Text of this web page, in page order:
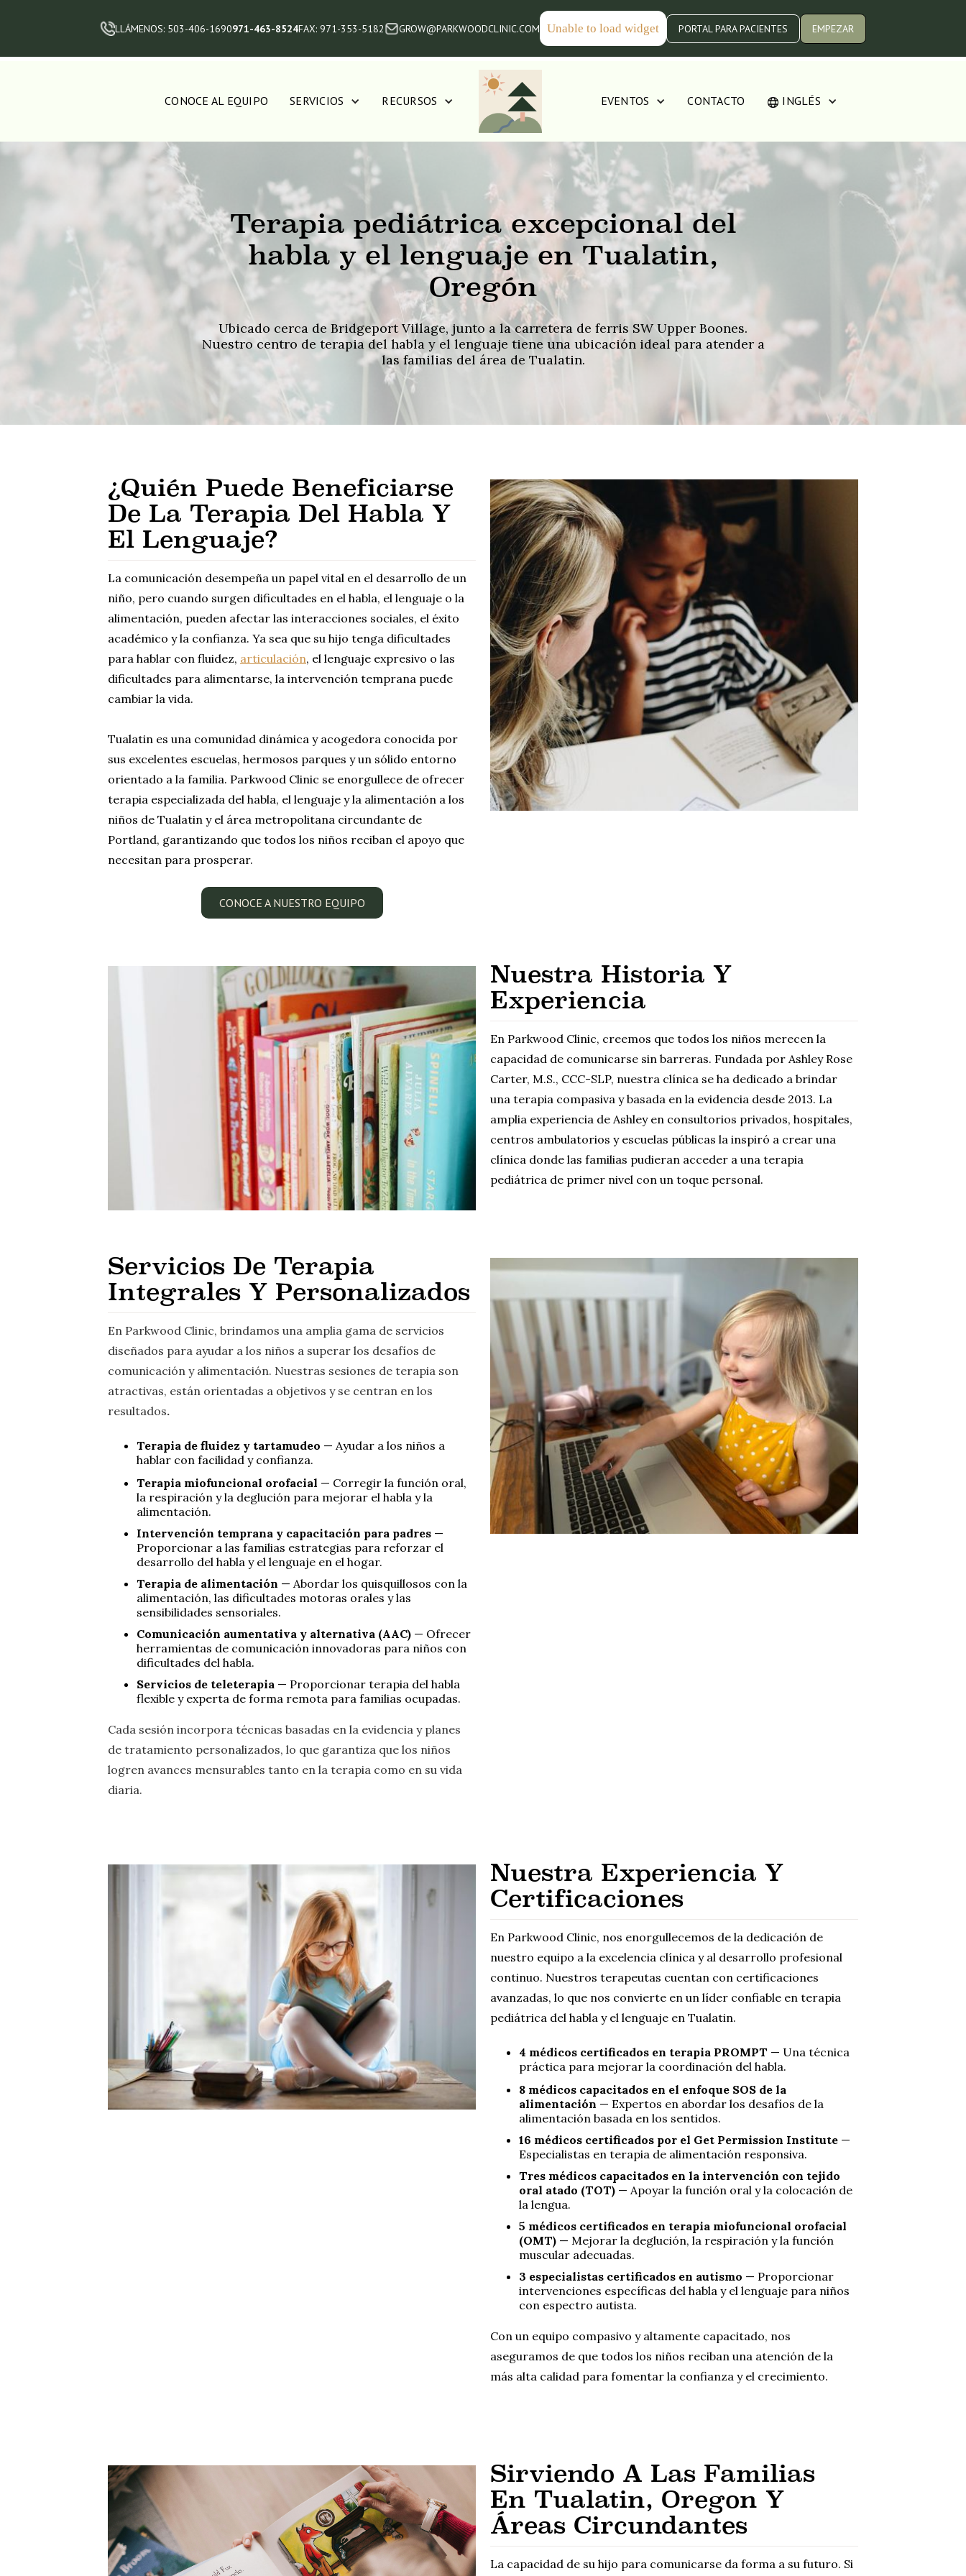
LLÁMENOS: 503-406-1690971-463-8524FAX: 971-353-5182 GROW@PARKWOODCLINIC.COM Unable to load widget PORTAL PARA PACIENTES EMPEZAR
CONOCE AL EQUIPO SERVICIOS RECURSOS EVENTOS CONTACTO INGLÉS
Terapia pediátrica excepcional del
habla y el lenguaje en Tualatin,
Oregón
Ubicado cerca de Bridgeport Village, junto a la carretera de ferris SW Upper Boones.
Nuestro centro de terapia del habla y el lenguaje tiene una ubicación ideal para atender a
las familias del área de Tualatin.
¿Quién Puede Beneficiarse
De La Terapia Del Habla Y
El Lenguaje?
La comunicación desempeña un papel vital en el desarrollo de un
niño, pero cuando surgen dificultades en el habla, el lenguaje o la
alimentación, pueden afectar las interacciones sociales, el éxito
académico y la confianza. Ya sea que su hijo tenga dificultades
para hablar con fluidez, articulación, el lenguaje expresivo o las
dificultades para alimentarse, la intervención temprana puede
cambiar la vida.
Tualatin es una comunidad dinámica y acogedora conocida por
sus excelentes escuelas, hermosos parques y un sólido entorno
orientado a la familia. Parkwood Clinic se enorgullece de ofrecer
terapia especializada del habla, el lenguaje y la alimentación a los
niños de Tualatin y el área metropolitana circundante de
Portland, garantizando que todos los niños reciban el apoyo que
necesitan para prosperar.
CONOCE A NUESTRO EQUIPO
Nuestra Historia Y
Experiencia
En Parkwood Clinic, creemos que todos los niños merecen la
capacidad de comunicarse sin barreras. Fundada por Ashley Rose
Carter, M.S., CCC-SLP, nuestra clínica se ha dedicado a brindar
una terapia compasiva y basada en la evidencia desde 2013. La
amplia experiencia de Ashley en consultorios privados, hospitales,
centros ambulatorios y escuelas públicas la inspiró a crear una
clínica donde las familias pudieran acceder a una terapia
pediátrica de primer nivel con un toque personal.
Servicios De Terapia
Integrales Y Personalizados
En Parkwood Clinic, brindamos una amplia gama de servicios
diseñados para ayudar a los niños a superar los desafíos de
comunicación y alimentación. Nuestras sesiones de terapia son
atractivas, están orientadas a objetivos y se centran en los
resultados.
Terapia de fluidez y tartamudeo — Ayudar a los niños a
hablar con facilidad y confianza.
Terapia miofuncional orofacial — Corregir la función oral,
la respiración y la deglución para mejorar el habla y la
alimentación.
Intervención temprana y capacitación para padres —
Proporcionar a las familias estrategias para reforzar el
desarrollo del habla y el lenguaje en el hogar.
Terapia de alimentación — Abordar los quisquillosos con la
alimentación, las dificultades motoras orales y las
sensibilidades sensoriales.
Comunicación aumentativa y alternativa (AAC) — Ofrecer
herramientas de comunicación innovadoras para niños con
dificultades del habla.
Servicios de teleterapia — Proporcionar terapia del habla
flexible y experta de forma remota para familias ocupadas.
Cada sesión incorpora técnicas basadas en la evidencia y planes
de tratamiento personalizados, lo que garantiza que los niños
logren avances mensurables tanto en la terapia como en su vida
diaria.
Nuestra Experiencia Y
Certificaciones
En Parkwood Clinic, nos enorgullecemos de la dedicación de
nuestro equipo a la excelencia clínica y al desarrollo profesional
continuo. Nuestros terapeutas cuentan con certificaciones
avanzadas, lo que nos convierte en un líder confiable en terapia
pediátrica del habla y el lenguaje en Tualatin.
4 médicos certificados en terapia PROMPT — Una técnica
práctica para mejorar la coordinación del habla.
8 médicos capacitados en el enfoque SOS de la
alimentación — Expertos en abordar los desafíos de la
alimentación basada en los sentidos.
16 médicos certificados por el Get Permission Institute —
Especialistas en terapia de alimentación responsiva.
Tres médicos capacitados en la intervención con tejido
oral atado (TOT) — Apoyar la función oral y la colocación de
la lengua.
5 médicos certificados en terapia miofuncional orofacial
(OMT) — Mejorar la deglución, la respiración y la función
muscular adecuadas.
3 especialistas certificados en autismo — Proporcionar
intervenciones específicas del habla y el lenguaje para niños
con espectro autista.
Con un equipo compasivo y altamente capacitado, nos
aseguramos de que todos los niños reciban una atención de la
más alta calidad para fomentar la confianza y el crecimiento.
Sirviendo A Las Familias
En Tualatin, Oregon Y
Áreas Circundantes
La capacidad de su hijo para comunicarse da forma a su futuro. Si